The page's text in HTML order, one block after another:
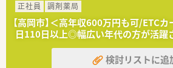
正社員
調剤薬局
【高岡市】＜高年収600万円も可/ETC
日110日以上◎幅広い年代の方が活躍
検討リストに追